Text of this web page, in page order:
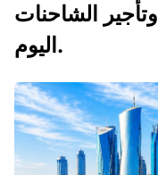
الشاحنات
اليوم.